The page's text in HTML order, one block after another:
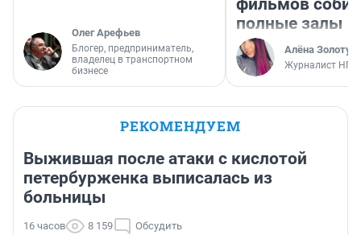
Олег Арефьев
Блогер, предприниматель,
владелец в транспортном
бизнесе
полные залы
Алёна
Журналист НГС
РЕКОМЕНДУЕМ
Выжившая после атаки с кислотой
петербурженка выписалась из
больницы
16 часов 8 159 Обсудить